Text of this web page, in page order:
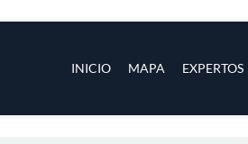
INICIO MAPA EXPERTOS